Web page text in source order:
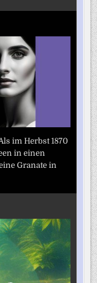
im Herbst 1870
in einen
Granate in